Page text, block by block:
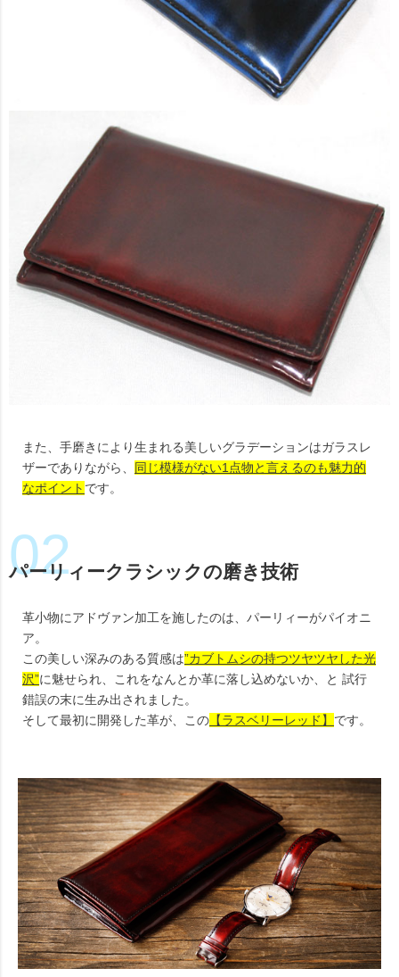
また、手磨きにより生まれる美しいグラデーションはガラスレ
ザーでありながら、 同じ模様がない1点物と言えるのも魅力的
なポイント です。
パーリィークラシックの磨き技術
革小物にアドヴァン加工を施したのは、パーリィーがパイオニ
ア。
この美しい深みのある質感は”カブトムシの持つツヤツヤした光
沢”に魅せられ、これをなんとか革に落し込めないか、と 試行
錯誤の末に生み出されました。
そして最初に開発した革が、この 【ラスベリーレッド】 です。